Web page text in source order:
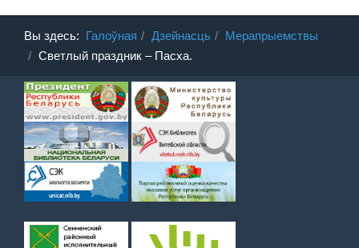
Вы здесь: Галоўная Дзейнасць
Мерапрыемствы
Светлый праздник – Пасха.